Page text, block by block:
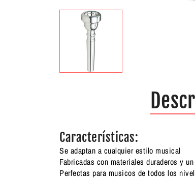
Características:
Se adaptan a cualquier estilo musical
Fabricadas con materiales duraderos y
Perfectas para musicos de todos los